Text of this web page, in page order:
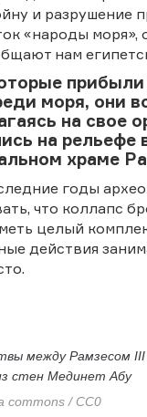
и разрушение
«народы моря»,
нам
прибыли
моря, они
на свое
на рельефе
храме
годы
что коллапс
целый
действия
между Рамзесом
стен Мединет Абу
commons / CC0